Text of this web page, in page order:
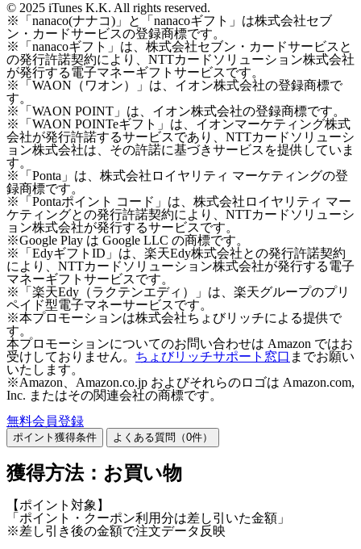
© 2025 iTunes K.K. All rights reserved.
※「nanaco(ナナコ)」と「nanacoギフト」は株式会社セブ
ン・カードサービスの登録商標です。
※「nanacoギフト」は、株式会社セブン・カードサービスと
の発行許諾契約により、NTTカードソリューション株式会社
が発行する電子マネーギフトサービスです。
※「WAON（ワオン）」は、イオン株式会社の登録商標で
す。
※「WAON POINT」は、イオン株式会社の登録商標です。
※「WAON POINTeギフト」は、イオンマーケティング株式
会社が発行許諾するサービスであり、NTTカードソリューシ
ョン株式会社は、その許諾に基づきサービスを提供していま
す。
※「Ponta」は、株式会社ロイヤリティ マーケティングの登
録商標です。
※「Pontaポイント コード」は、株式会社ロイヤリティ マー
ケティングとの発行許諾契約により、NTTカードソリューシ
ョン株式会社が発行するサービスです。
※Google Play は Google LLC の商標です。
※「EdyギフトID」は、楽天Edy株式会社との発行許諾契約
により、NTTカードソリューション株式会社が発行する電子
マネーギフトサービスです。
※「楽天Edy（ラクテンエディ）」は、楽天グループのプリ
ペイド型電子マネーサービスです。
※本プロモーションは株式会社ちょびリッチによる提供で
す。
本プロモーションについてのお問い合わせは Amazon ではお
受けしておりません。 ちょびリッチサポート窓口 までお願い
いたします。
※Amazon、Amazon.co.jp およびそれらのロゴは Amazon.com,
Inc. またはその関連会社の商標です。
無料会員登録
ポイント獲得条件 よくある質問（0件）
獲得方法：お買い物
【ポイント対象】
「ポイント・クーポン利用分は差し引いた金額」
※差し引き後の金額で注文データ反映